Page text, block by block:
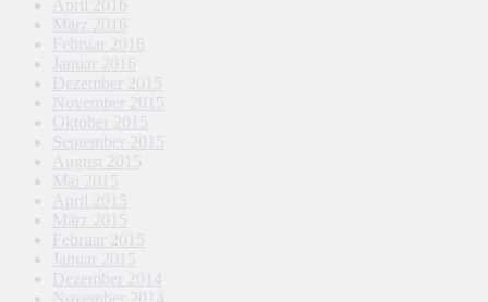
April 2016
März 2016
Februar 2016
Januar 2016
Dezember 2015
November 2015
Oktober 2015
September 2015
August 2015
Mai 2015
April 2015
März 2015
Februar 2015
Januar 2015
Dezember 2014
November 2014